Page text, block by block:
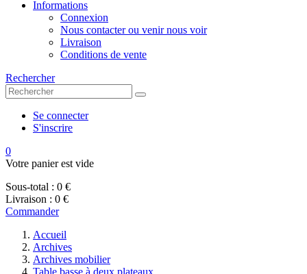
Informations
Connexion
Nous contacter ou venir nous voir
Livraison
Conditions de vente
Rechercher
Se connecter
S'inscrire
0
Votre panier est vide
Sous-total : 0 €
Livraison : 0 €
Commander
Accueil
Archives
Archives mobilier
Table basse à deux plateaux